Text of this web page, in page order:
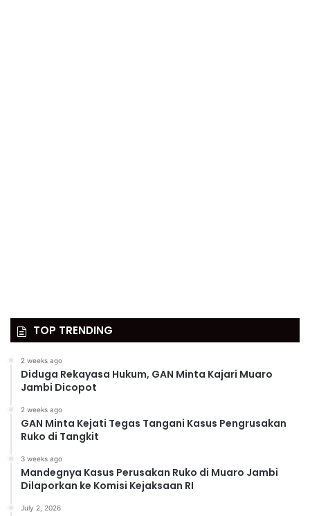
TOP TRENDING
2 weeks ago
Diduga Rekayasa Hukum, GAN Minta Kajari Muaro
Jambi Dicopot
2 weeks ago
GAN Minta Kejati Tegas Tangani Kasus Pengrusakan
Ruko di Tangkit
3 weeks ago
Mandegnya Kasus Perusakan Ruko di Muaro Jambi
Dilaporkan ke Komisi Kejaksaan RI
July 2, 2026